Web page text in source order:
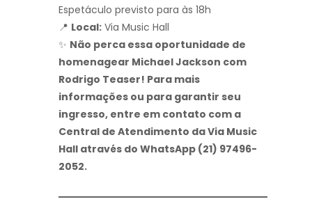
Espetáculo previsto para às 18h
📍 Local: Via Music Hall
✨ Não perca essa oportunidade de
homenagear Michael Jackson com
Rodrigo Teaser! Para mais
informações ou para garantir seu
ingresso, entre em contato com a
Central de Atendimento da Via Music
Hall através do WhatsApp (21) 97496-
2052.